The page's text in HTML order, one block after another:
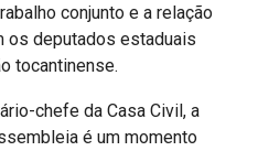
conjunto e a relação
os deputados estaduais
tocantinense.
chefe da Casa Civil, a
é um momento